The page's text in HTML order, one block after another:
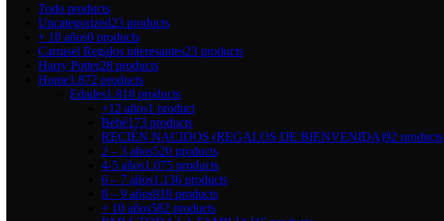
Todo products
Uncategorized23 products
+ 18 años0 products
Carrusel Regalos interesantes23 products
Harry Potter28 products
Home1.872 products
Edades1.818 products
+12 años1 product
Bebé173 products
RECIÉN NACIDOS (REGALOS DE BIENVENIDA)92 products
2 – 3 años520 products
4-5 años1.075 products
6 – 7 años1.136 products
8 – 9 años918 products
+ 10 años582 products